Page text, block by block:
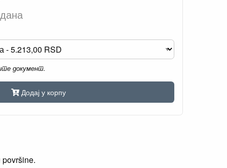
документ.
Додај у корпу